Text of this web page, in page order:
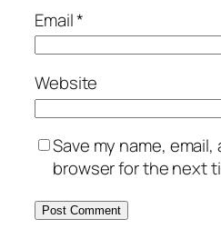
Email*
Website
Save my name,
browser for the next